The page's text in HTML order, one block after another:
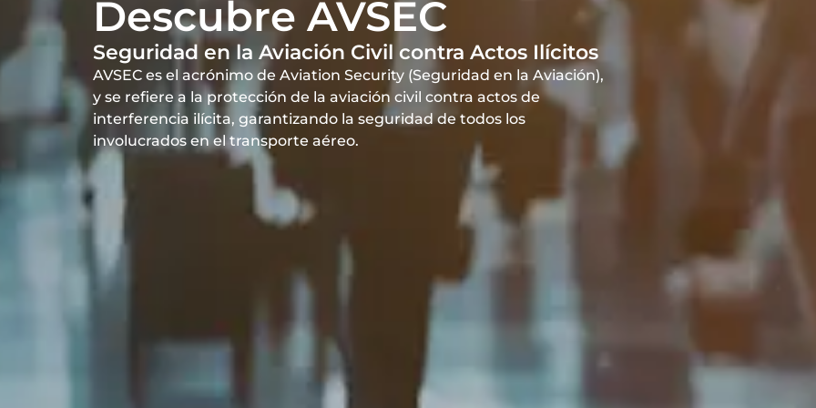
Descubre AVSEC
Seguridad en la Aviación Civil contra Actos Ilícitos
AVSEC es el acrónimo de Aviation Security (Seguridad en la Aviación),
y se refiere a la protección de la aviación civil contra actos de
interferencia ilícita, garantizando la seguridad de todos los
involucrados en el transporte aéreo.